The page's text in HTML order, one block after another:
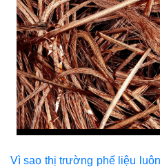
Vì sao thị trường phế liệu